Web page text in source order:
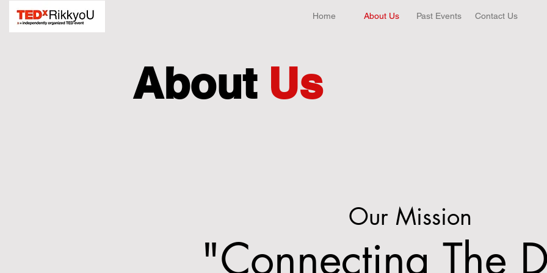
Home About Us Past Events Contact Us
About Us
Our Mission
"Connecting The